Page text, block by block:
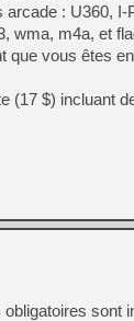
: U360, I-
wma, m4a, et
que vous êtes
(17 $) incluant
sont